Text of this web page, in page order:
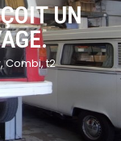
UN
,Combi,t2